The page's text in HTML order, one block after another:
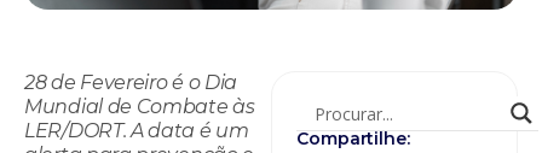
28 de Fevereiro é o Dia
Mundial de Combate às
LER/DORT. A data é um
Compartilhe: